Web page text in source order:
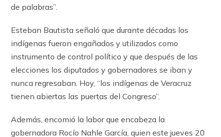
de palabras”.
Esteban Bautista señaló que durante décadas los
indígenas fueron engañados y utilizados como
instrumento de control político y que después de las
elecciones los diputados y gobernadores se iban y
nunca regresaban. Hoy, “los indígenas de Veracruz
tienen abiertas las puertas del Congreso”.
Además, encomió la labor que encabeza la
gobernadora Rocío Nahle García, quien este jueves 20